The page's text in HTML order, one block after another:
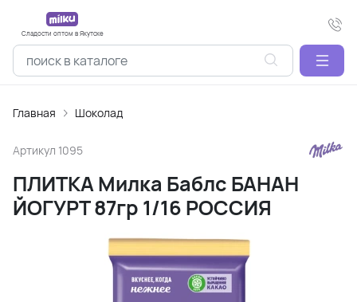
Сладости оптом в Якутске
Главная Шоколад
Артикул 1095
ПЛИТКА Милка Баблс БАНАН
ЙОГУРТ 87гр 1/16 РОССИЯ